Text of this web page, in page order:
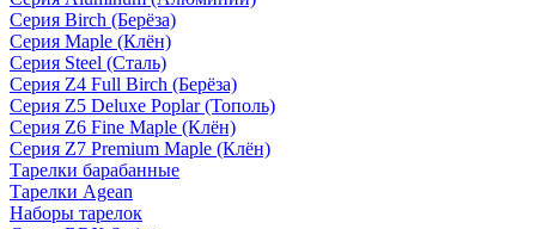
Серия Birch (Берёза)
Серия Maple (Клён)
Серия Steel (Сталь)
Серия Z4 Full Birch (Берёза)
Серия Z5 Deluxe Poplar (Тополь)
Серия Z6 Fine Maple (Клён)
Серия Z7 Premium Maple (Клён)
Тарелки барабанные
Тарелки Agean
Наборы тарелок